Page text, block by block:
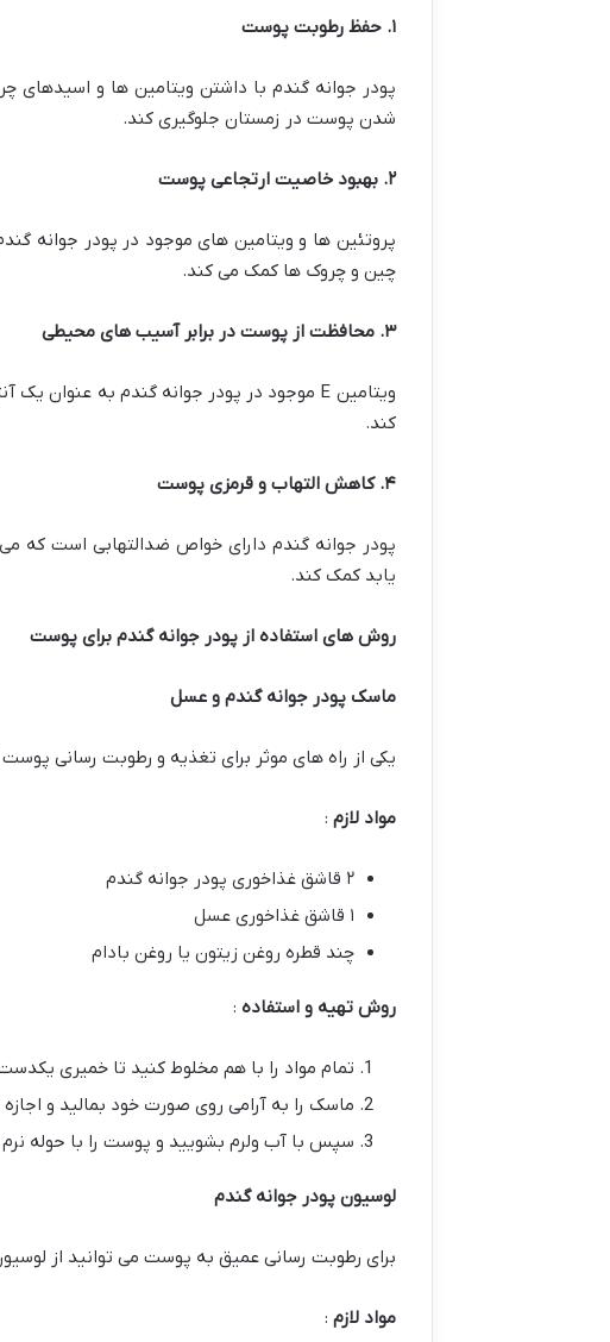
۱.حفظ رطوبت پوست
پودر جوانه گندم با داشتن ویتامین ها و
شدن پوست در زمستان جلوگیری کند.
۲.بهبود خاصیت ارتجاعی پوست
پروتئین ها و ویتامین های موجود در پودر جوانه
چین و چروک ها کمک می کند.
۳.محافظت از پوست در برابر آسیب های محیطی
ویتامین E موجود در پودر جوانه گندم به عنوان یک آنتی اکسیدان قوی از پوست در برابر رادیکال های آزاد و آسیب های ناشی از
کند.
۴.کاهش التهاب و قرمزی پوست
پودر جوانه گندم دارای خواص ضدالتهابی است که
یابد کمک کند.
روش های استفاده از پودر جوانه گندم برای پوست
ماسک پودر جوانه گندم و عسل
یکی از راه های موثر برای تغذیه و رطوبت رسانی
مواد لازم :
۲ قاشق غذاخوری پودر جوانه گندم
۱ قاشق غذاخوری عسل
چند قطره روغن زیتون یا روغن بادام
روش تهیه و استفاده :
تمام مواد را با هم مخلوط کنید تا خمیری
ماسک را به آرامی روی صورت خود بمالید و اجازه دهید به
سپس با آب ولرم بشویید و پوست را با حوله
لوسیون پودر جوانه گندم
برای رطوبت رسانی عمیق به پوست می توانید از
مواد لازم :